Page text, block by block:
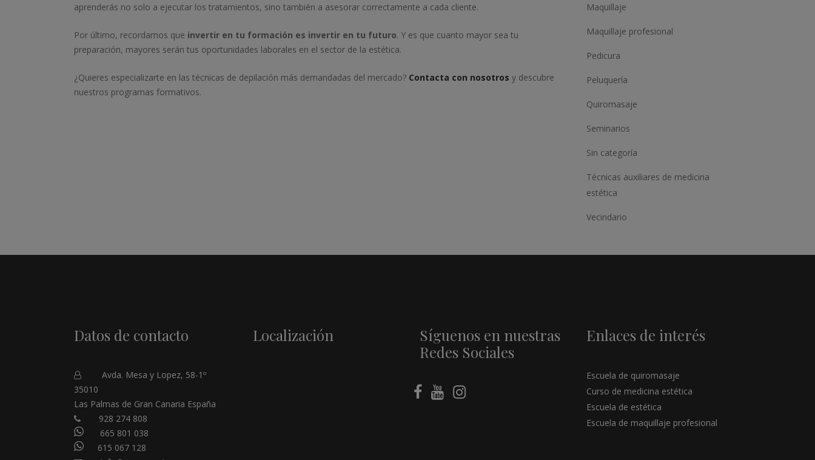
aprenderás no solo a ejecutar los tratamientos, sino también a asesorar correctamente a cada cliente.
Por último, recordamos que invertir en tu formación es invertir en tu futuro. Y es que cuanto mayor sea tu
preparación, mayores serán tus oportunidades laborales en el sector de la estética.
¿Quieres especializarte en las técnicas de depilación más demandadas del mercado? Contacta con nosotros y descubre
nuestros programas formativos.
Maquillaje
Maquillaje profesional
Pedicura
Peluquería
Quiromasaje
Seminarios
Sin categoría
Técnicas auxiliares de medicina
estética
Vecindario
Datos de contacto
Avda. Mesa y Lopez, 58-1º
35010
Las Palmas de Gran Canaria España
928 274 808
665 801 038
615 067 128
Localización
Síguenos en nuestras
Redes Sociales
Enlaces de interés
Escuela de quiromasaje
Curso de medicina estética
Escuela de estética
Escuela de maquillaje profesional